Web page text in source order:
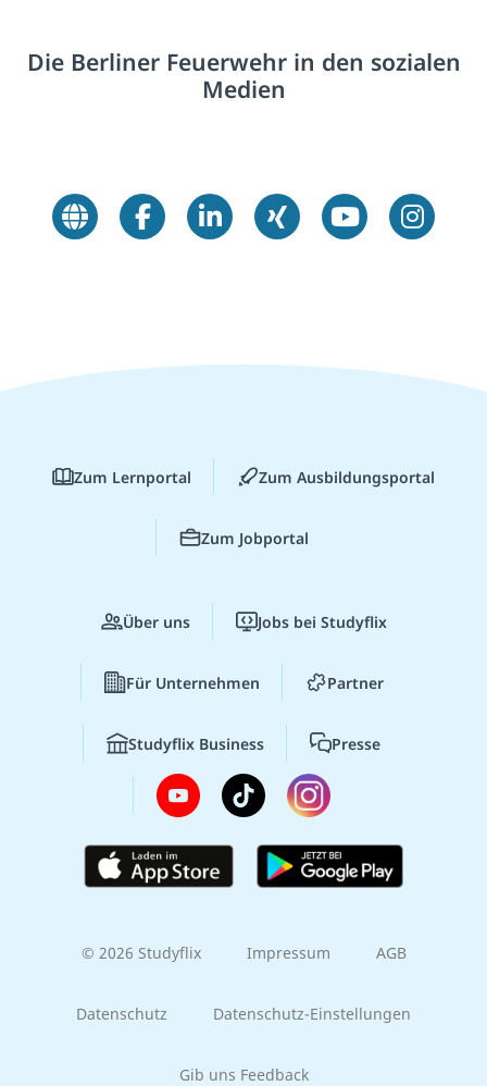
Die Berliner Feuerwehr in den sozialen
Medien
Zum Lernportal Zum Ausbildungsportal
Zum Jobportal
Über uns Jobs bei Studyflix
Für Unternehmen Partner
Studyflix Business Presse
© 2026 Studyflix Impressum AGB
Datenschutz Datenschutz-Einstellungen
Gib uns Feedback